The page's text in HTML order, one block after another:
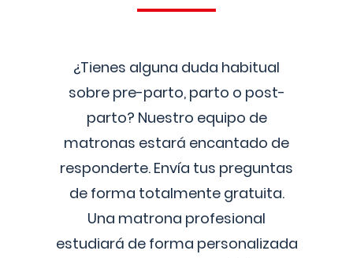
¿Tienes alguna duda habitual
sobre pre-parto, parto o post-
parto? Nuestro equipo de
matronas estará encantado de
responderte. Envía tus preguntas
de forma totalmente gratuita.
Una matrona profesional
estudiará de forma personalizada